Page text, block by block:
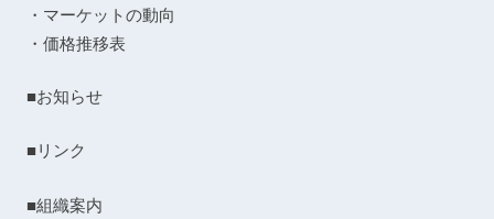
・マーケットの動向
・価格推移表
■お知らせ
■リンク
■組織案内